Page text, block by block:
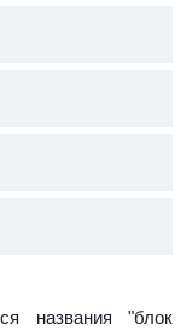
названия "блок